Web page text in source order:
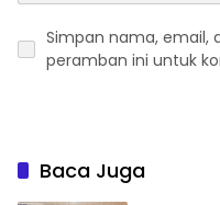
Simpan nama, email,
peramban ini untuk
Baca Juga